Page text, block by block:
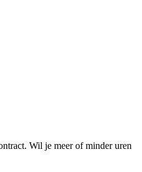
Wil je meer of minder uren